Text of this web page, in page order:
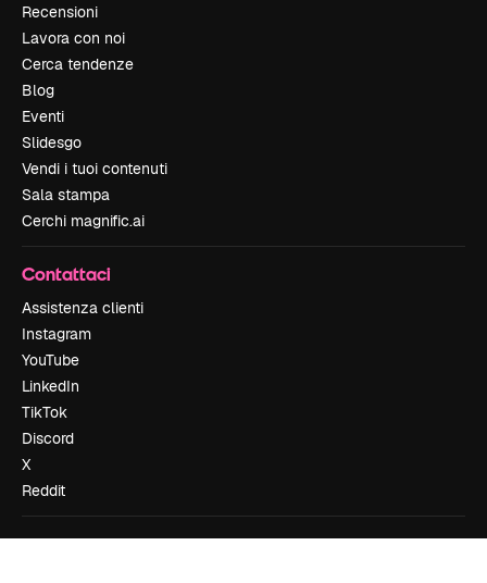
Recensioni
Lavora con noi
Cerca tendenze
Blog
Eventi
Slidesgo
Vendi i tuoi contenuti
Sala stampa
Cerchi magnific.ai
Contattaci
Assistenza clienti
Instagram
YouTube
LinkedIn
TikTok
Discord
X
Reddit